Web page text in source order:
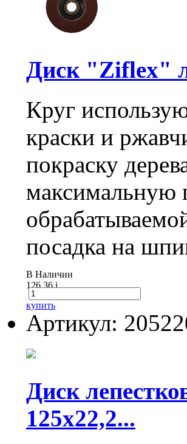
Диск "Ziflex"
Круг
краски и
покраску
максимальную
посадка на
В Наличии
126.36i
купить
Артикул:
Диск
125х22,2...